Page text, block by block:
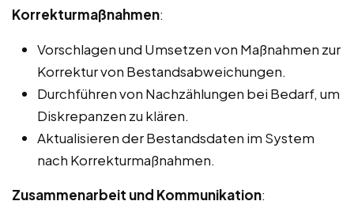
Korrekturmaßnahmen:
Vorschlagen und Umsetzen von Maßnahmen zur
Korrektur von Bestandsabweichungen.
Durchführen von Nachzählungen bei Bedarf, um
Diskrepanzen zu klären.
Aktualisieren der Bestandsdaten im System
nach Korrekturmaßnahmen.
Zusammenarbeit und Kommunikation: